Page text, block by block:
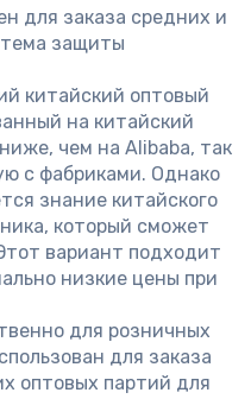
для заказа средних и
защиты
китайский оптовый
на китайский
чем на Alibaba, так
с фабриками. Однако
знание китайского
который сможет
вариант подходит
низкие цены при
для розничных
для заказа
оптовых партий для